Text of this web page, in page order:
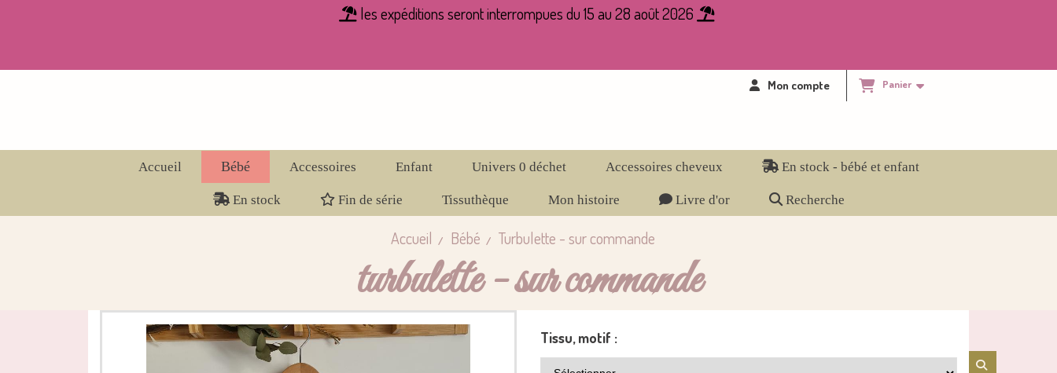
 les expéditions seront interrompues du 15 au 28 août 2026 
Mon compte Panier
Accueil Bébé Accessoires Enfant Univers 0 déchet Accessoires cheveux En stock - bébé et enfant
En stock Fin de série Tissuthèque Mon histoire Livre d'or Recherche
Accueil Bébé Turbulette - sur commande
turbulette - sur commande
Tissu, motif :